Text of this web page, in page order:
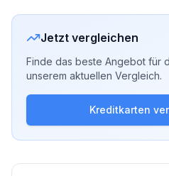
Jetzt vergleichen
Finde das beste Angebot für
unserem aktuellen Vergleich.
Kreditkarten